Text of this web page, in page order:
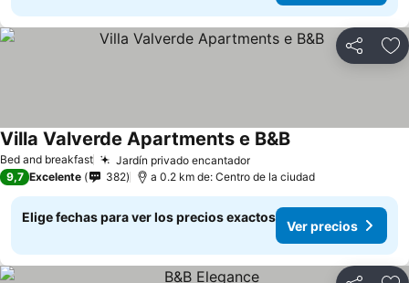
Compartir
Bed and breakfast Jardín privado encantador
Villa Valverde Apartments e B&B
9,7 Excelente 382 a 0.2 km de: Centro de la ciudad
Elige fechas para ver los precios exactos
Ver precios